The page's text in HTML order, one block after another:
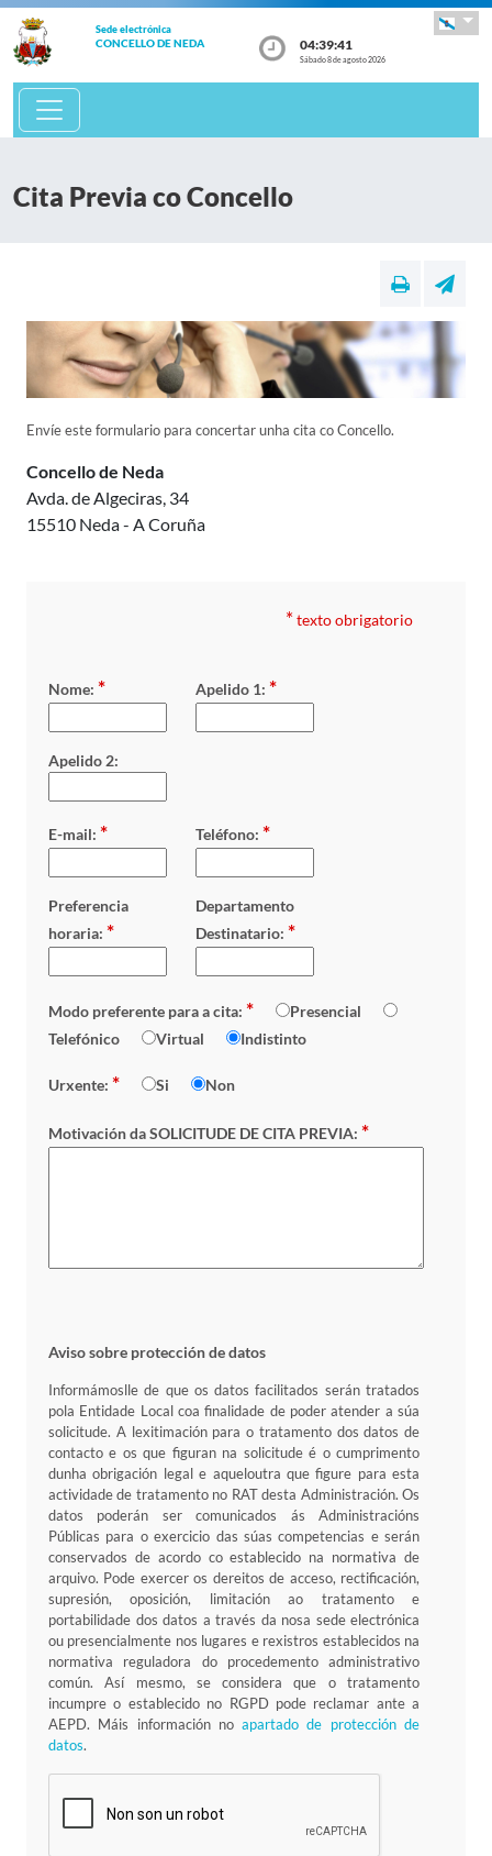
Sede electrónica
CONCELLO DE NEDA 04:39:41
Sábado 8 de agosto 2026
Cita Previa co Concello
Envíe este formulario para concertar unha cita co Concello.
Concello de Neda
Avda. de Algeciras, 34
15510 Neda - A Coruña
*texto obrigatorio
Nome: * Apelido 1: *
Apelido 2:
E-mail: * Teléfono: *
Preferencia
horaria: *
Departamento
Destinatario: *
Modo preferente para a cita: *
Presencial
Telefónico
Virtual Indistinto
Urxente: * Si Non
Motivación da SOLICITUDE DE CITA PREVIA: *
Aviso sobre protección de datos
Informámoslle de que os datos facilitados serán tratados
pola Entidade Local coa finalidade de poder atender a súa
solicitude. A lexitimación para o tratamento dos datos de
contacto e os que figuran na solicitude é o cumprimento
dunha obrigación legal e aqueloutra que figure para esta
actividade de tratamento no RAT desta Administración. Os
datos poderán ser comunicados ás Administracións
Públicas para o exercicio das súas competencias e serán
conservados de acordo co establecido na normativa de
arquivo. Pode exercer os dereitos de acceso, rectificación,
supresión, oposición, limitación ao tratamento e
portabilidade dos datos a través da nosa sede electrónica
ou presencialmente nos lugares e rexistros establecidos na
normativa reguladora do procedemento administrativo
común. Así mesmo, se considera que o tratamento
incumpre o establecido no RGPD pode reclamar ante a
AEPD. Máis información no apartado de protección de
datos.